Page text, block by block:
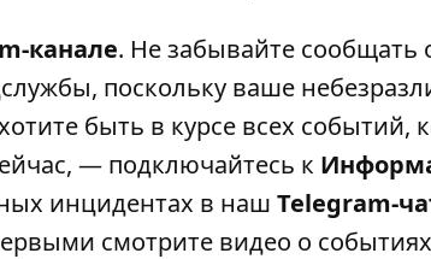
канале. Не забывайте сообщать
поскольку ваше
быть в курсе всех событий,
— подключайтесь к
инцидентах в наш Telegram-
смотрите видео о